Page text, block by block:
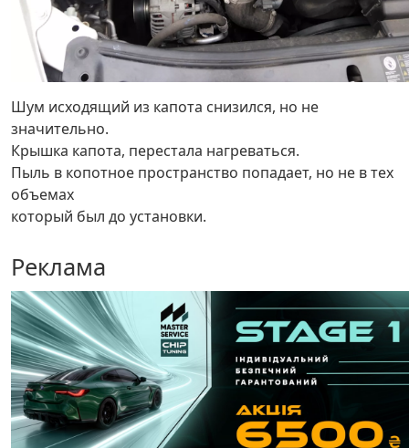
Шум исходящий из капота снизился, но не
значительно.
Крышка капота, перестала нагреваться.
Пыль в копотное пространство попадает, но не в тех
объемах
который был до установки.
Реклама